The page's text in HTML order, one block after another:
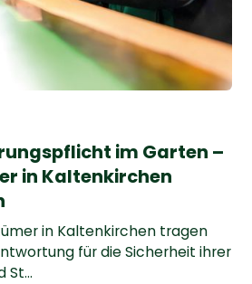
im Garten –
in Kaltenkirchen
in Kaltenkirchen tragen
für die Sicherheit ihrer
St...